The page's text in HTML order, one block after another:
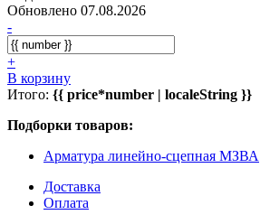
Обновлено 07.08.2026
-
+
В корзину
Итого: {{ price*number | localeString }}
Подборки товаров:
Арматура линейно-сцепная МЗВА
Доставка
Оплата